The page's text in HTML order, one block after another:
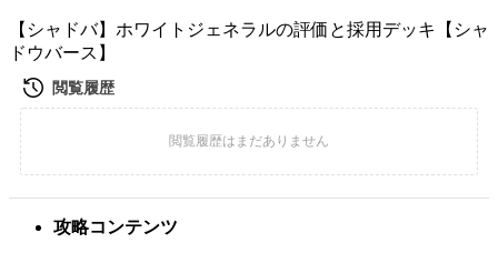
【シャドバ】ホワイトジェネラルの評価と採用デッキ【シャ
ドウバース】
攻略コンテンツ